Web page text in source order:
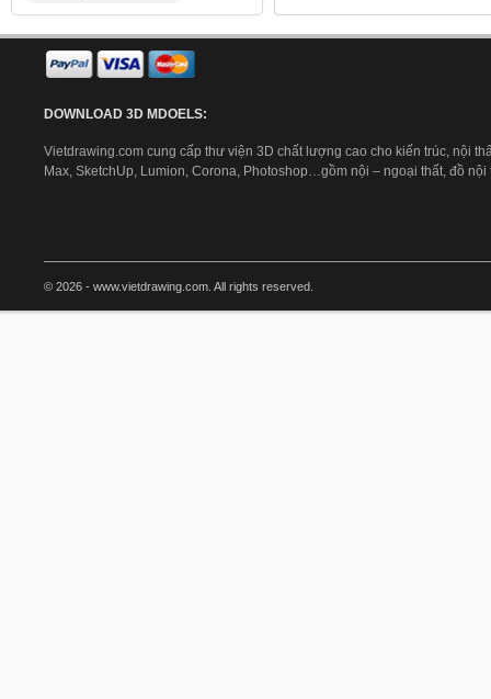
DOWNLOAD 3D MDOELS:
Vietdrawing.com cung cấp thư viện 3D chất lượng cao cho kiến trúc, nội
Max, SketchUp, Lumion, Corona, Photoshop…gồm nội – ngoại thất, đồ nội
© 2026 - www.vietdrawing.com. All rights reserved.